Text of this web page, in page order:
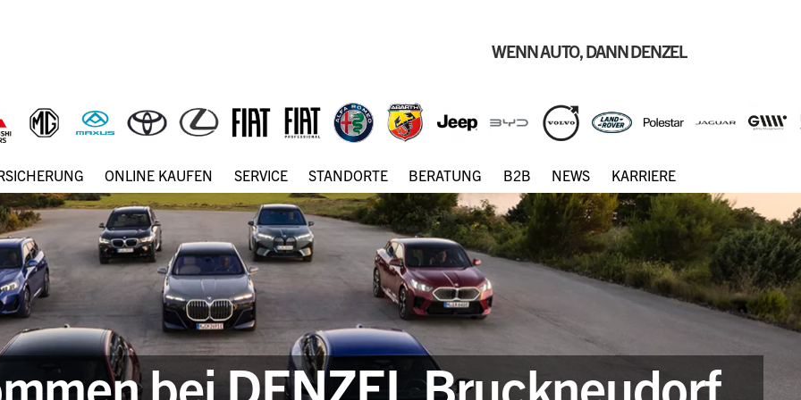
WENN AUTO, DANN DENZEL
ONLINE KAUFEN SERVICE STANDORTE BERATUNG B2B NEWS KARRIERE
bei DENZEL Bruckneudorf